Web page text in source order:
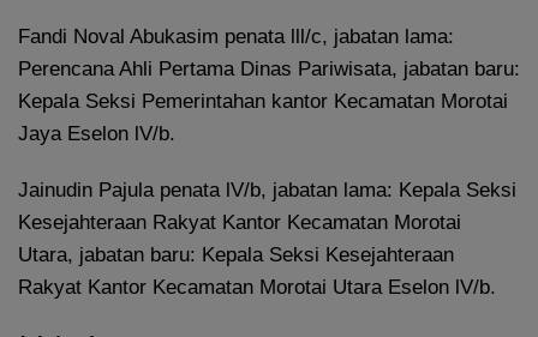
Fandi Noval Abukasim penata lll/c, jabatan lama:
Perencana Ahli Pertama Dinas Pariwisata, jabatan baru:
Kepala Seksi Pemerintahan kantor Kecamatan Morotai
Jaya Eselon lV/b.
Jainudin Pajula penata lV/b, jabatan lama: Kepala Seksi
Kesejahteraan Rakyat Kantor Kecamatan Morotai
Utara, jabatan baru: Kepala Seksi Kesejahteraan
Rakyat Kantor Kecamatan Morotai Utara Eselon lV/b.